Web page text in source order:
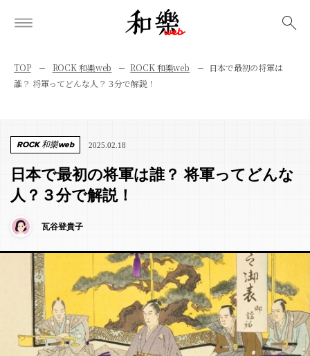
TOP ROCK 和樂web ROCK 和樂web
日本で最初の将軍は
誰？ 将軍ってどんな人？３分で解説！
ROCK 和樂web 2025.02.18
日本で最初の将軍は誰？ 将軍ってどんな
人？３分で解説！
瓦谷登貴子